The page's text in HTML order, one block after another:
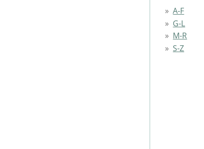
A-F
G-L
M-R
S-Z